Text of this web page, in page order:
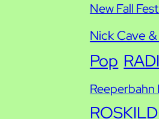
New Fall
Nick Cave
Pop
Reeperbahn